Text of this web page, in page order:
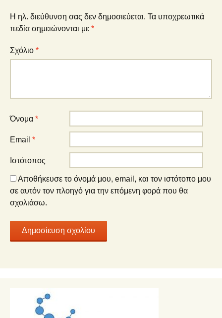
Η ηλ. διεύθυνση σας δεν δημοσιεύεται. Τα υποχρεωτικά
πεδία σημειώνονται με *
Σχόλιο *
Όνομα *
Email *
Ιστότοπος
Αποθήκευσε το όνομά μου, email, και τον ιστότοπο μου
σε αυτόν τον πλοηγό για την επόμενη φορά που θα
σχολιάσω.